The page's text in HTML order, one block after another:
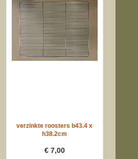
verzinkte roosters b43.4 x
h38.2cm
€ 7,00